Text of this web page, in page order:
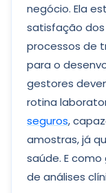
negócio. Ela
satisfação
processos de
para o
gestores
rotina
seguros,
amostras, já
saúde. E
de análises